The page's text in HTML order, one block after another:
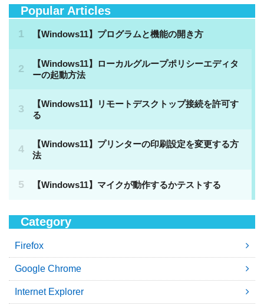
Popular Articles
Category
Firefox
Google Chrome
Internet Explorer